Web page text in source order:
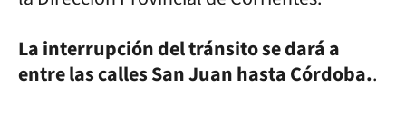
La interrupción del tránsito se dará a
entre las calles San Juan hasta Córdoba..